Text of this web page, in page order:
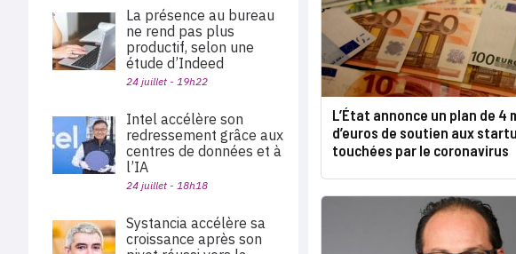
L’État annonce un plan de 4
d’euros de soutien aux
touchées par le coronavirus
La présence au bureau
ne rend pas plus
productif, selon une
étude d’Indeed
24 juillet - 19h22
Intel accélère son
redressement grâce aux
centres de données et à
l’IA
24 juillet - 18h18
Systancia accélère sa
croissance après son